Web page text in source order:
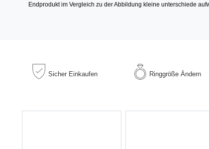
Endprodukt im Vergleich zu der Abbildung kleine unterschiede
Sicher Einkaufen RinggrößeÄndern